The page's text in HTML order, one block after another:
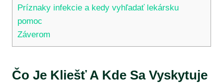
Príznaky infekcie a kedy vyhľadať lekársku
pomoc
Záverom
Čo⁢ Je Kliešť ‌a ⁢kde Sa‌ Vyskytuje